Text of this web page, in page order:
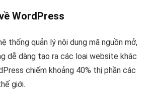
WordPress
thống quản lý nội dung mã nguồn mở,
dễ dàng tạo ra các loại website khác
chiếm khoảng 40% thị phần các
giới.